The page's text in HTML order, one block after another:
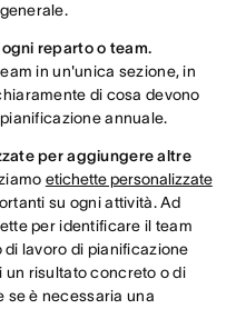
reparto o team.
in un'unica sezione, in
di cosa devono
annuale.
per aggiungere altre
etichette personalizzate
su ogni attività. Ad
per identificare il team
lavoro di pianificazione
un risultato concreto o di
se è necessaria una